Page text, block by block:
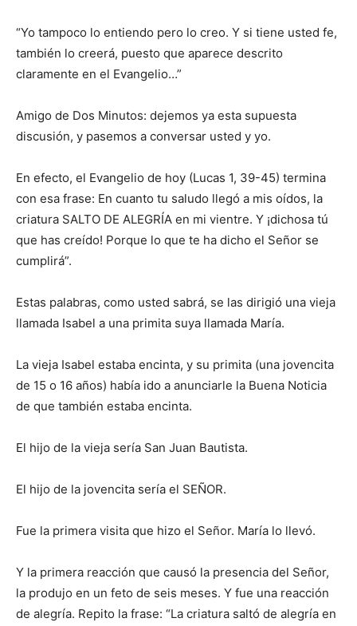
“Yo tampoco lo entiendo pero lo creo. Y si tiene usted fe,
también lo creerá, puesto que aparece descrito
claramente en el Evangelio…”
Amigo de Dos Minutos: dejemos ya esta supuesta
discusión, y pasemos a conversar usted y yo.
En efecto, el Evangelio de hoy (Lucas 1, 39-45) termina
con esa frase: En cuanto tu saludo llegó a mis oídos, la
criatura SALTO DE ALEGRÍA en mi vientre. Y ¡di­chosa tú
que has creído! Porque lo que te ha dicho el Señor se
cum­plirá”.
Estas palabras, como usted sa­brá, se las dirigió una vieja
llamada Isabel a una primita suya llamada María.
La vieja Isabel estaba encinta, y su primita (una jovencita
de 15 o 16 años) había ido a anunciarle la Buena Noticia
de que también estaba encinta.
El hijo de la vieja sería San Juan Bautista.
El hijo de la jovencita sería el SEÑOR.
Fue la primera visita que hizo el Señor. María lo llevó.
Y la primera reacción que causó la presencia del Señor,
la produjo en un feto de seis meses. Y fue una reacción
de alegría. Repito la frase: “La criatura saltó de alegría en